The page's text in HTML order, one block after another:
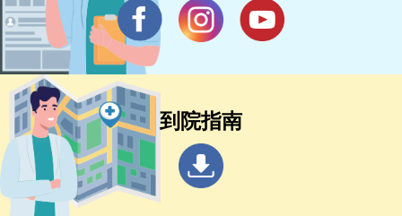
到院指南